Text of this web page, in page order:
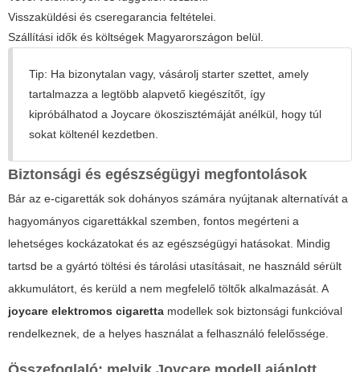
Visszaküldési és cseregarancia feltételei.
Szállítási idők és költségek Magyarországon belül.
Tip: Ha bizonytalan vagy, vásárolj starter szettet, amely
tartalmazza a legtöbb alapvető kiegészítőt, így
kipróbálhatod a Joycare ökoszisztémáját anélkül, hogy túl
sokat költenél kezdetben.
Biztonsági és egészségügyi megfontolások
Bár az e-cigaretták sok dohányos számára nyújtanak alternatívát a
hagyományos cigarettákkal szemben, fontos megérteni a
lehetséges kockázatokat és az egészségügyi hatásokat. Mindig
tartsd be a gyártó töltési és tárolási utasításait, ne használd sérült
akkumulátort, és kerüld a nem megfelelő töltők alkalmazását. A
joycare elektromos cigaretta modellek sok biztonsági funkcióval
rendelkeznek, de a helyes használat a felhasználó felelőssége.